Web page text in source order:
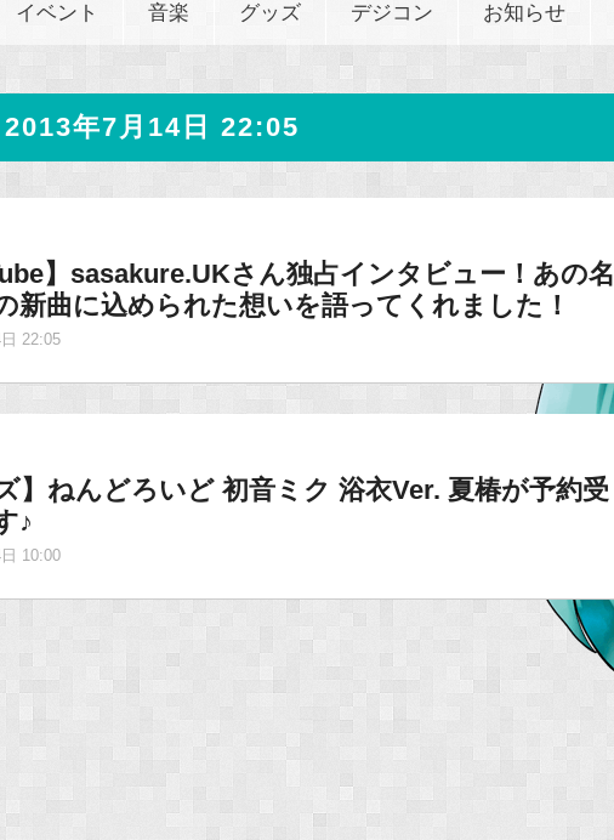
イベント 音楽 グッズ デジコン お知らせ
2013年7月14日 22:05
】sasakure.UKさん独占インタビュー！あの名
新曲に込められた想いを語ってくれました！
22:05
】ねんどろいど 初音ミク 浴衣Ver. 夏椿が予約受
♪
10:00